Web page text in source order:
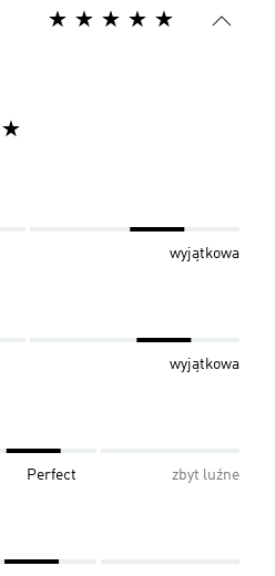
wyjątkowa
wyjątkowa
Perfect zbyt luźne